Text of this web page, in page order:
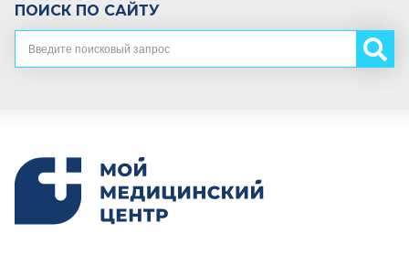
ПОИСК ПО САЙТУ